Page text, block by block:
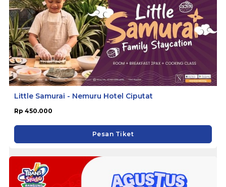
Little Samurai - Nemuru Hotel Ciputat
Rp 450.000
Pesan Tiket